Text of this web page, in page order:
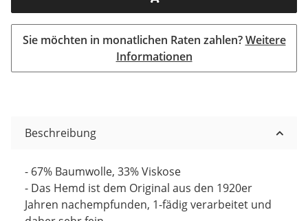
Sie möchten in monatlichen Raten zahlen?Weitere
Informationen
Beschreibung
- 67% Baumwolle, 33% Viskose
- Das Hemd ist dem Original aus den 1920er
Jahren nachempfunden, 1-fädig verarbeitet und